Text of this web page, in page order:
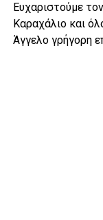
Ευχαριστούμε
Καραχάλιο και
Άγγελο γρήγορη